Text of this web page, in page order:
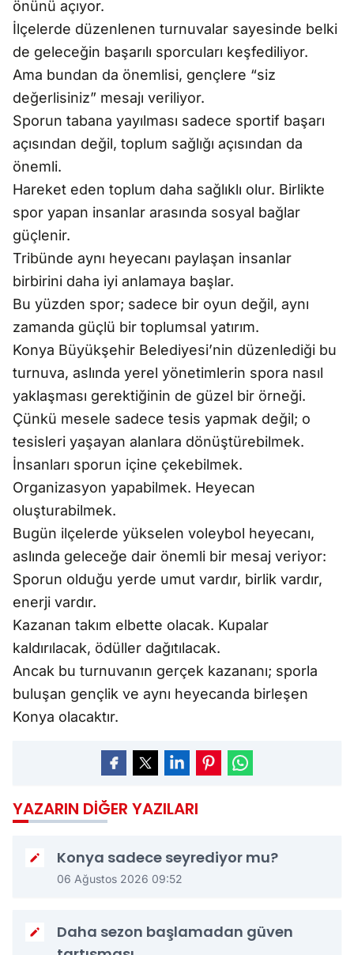
önünü açıyor.
İlçelerde düzenlenen turnuvalar sayesinde belki
de geleceğin başarılı sporcuları keşfediliyor.
Ama bundan da önemlisi, gençlere “siz
değerlisiniz” mesajı veriliyor.
Sporun tabana yayılması sadece sportif başarı
açısından değil, toplum sağlığı açısından da
önemli.
Hareket eden toplum daha sağlıklı olur. Birlikte
spor yapan insanlar arasında sosyal bağlar
güçlenir.
Tribünde aynı heyecanı paylaşan insanlar
birbirini daha iyi anlamaya başlar.
Bu yüzden spor; sadece bir oyun değil, aynı
zamanda güçlü bir toplumsal yatırım.
Konya Büyükşehir Belediyesi’nin düzenlediği bu
turnuva, aslında yerel yönetimlerin spora nasıl
yaklaşması gerektiğinin de güzel bir örneği.
Çünkü mesele sadece tesis yapmak değil; o
tesisleri yaşayan alanlara dönüştürebilmek.
İnsanları sporun içine çekebilmek.
Organizasyon yapabilmek. Heyecan
oluşturabilmek.
Bugün ilçelerde yükselen voleybol heyecanı,
aslında geleceğe dair önemli bir mesaj veriyor:
Sporun olduğu yerde umut vardır, birlik vardır,
enerji vardır.
Kazanan takım elbette olacak. Kupalar
kaldırılacak, ödüller dağıtılacak.
Ancak bu turnuvanın gerçek kazananı; sporla
buluşan gençlik ve aynı heyecanda birleşen
Konya olacaktır.
YAZARIN DIĞER YAZILARI
Konya sadece seyrediyor mu?
06 Ağustos 2026 09:52
Daha sezon başlamadan güven